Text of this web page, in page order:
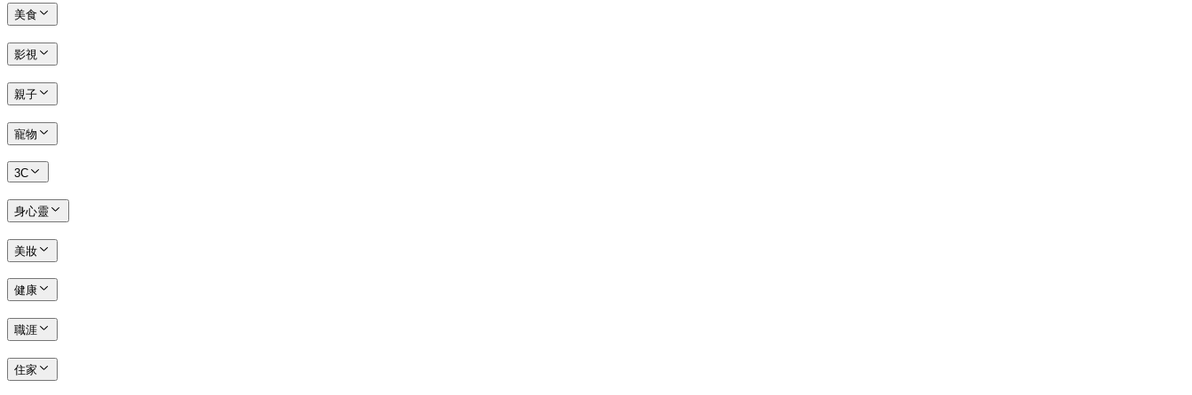
美食
影視
親子
寵物
3C
身心靈
美妝
健康
職涯
住家